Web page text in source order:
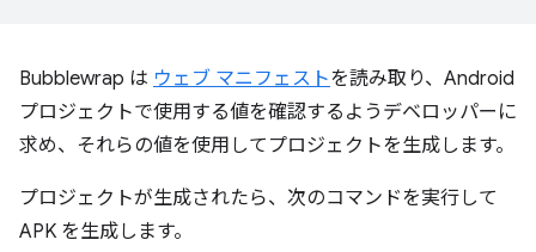
Bubblewrap は ウェブ マニフェストを読み取り、Android
プロジェクトで使用する値を確認するようデベロッパーに
求め、それらの値を使用してプロジェクトを生成します。
プロジェクトが生成されたら、次のコマンドを実行して
APK を生成します。